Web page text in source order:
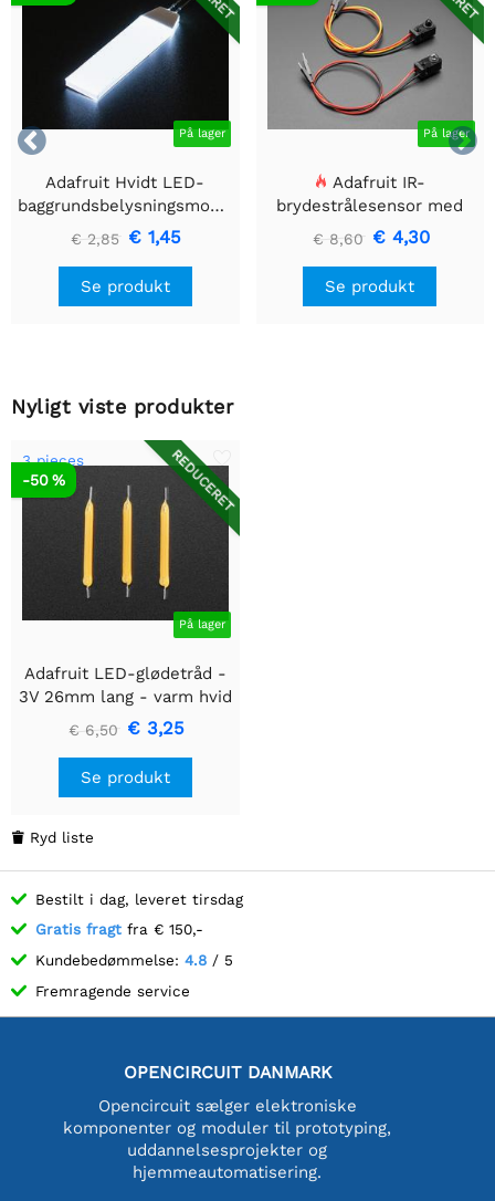

 På lager
Adafruit Hvidt LED-
baggrundsbelysningsmodul
- Lille 12mm x 40mm
€ 2,85 € 1,45
Se produkt
På lager
Adafruit IR-
brydestrålesensor med
premium ledningsstuds -
5 mm LED'er
€ 8,60 € 4,30
Se produkt
Nyligt viste produkter
REDUCERET
3 pieces
På lager
-50 %
Adafruit LED-glødetråd -
3V 26mm lang - varm hvid
3-pak
€ 6,50 € 3,25
Se produkt
 Ryd liste
Bestilt i dag, leveret tirsdag
Gratis fragt fra € 150,-
Kundebedømmelse: 4.8 / 5
Fremragende service
OPENCIRCUIT DANMARK
Opencircuit sælger elektroniske
komponenter og moduler til prototyping,
uddannelsesprojekter og
hjemmeautomatisering.